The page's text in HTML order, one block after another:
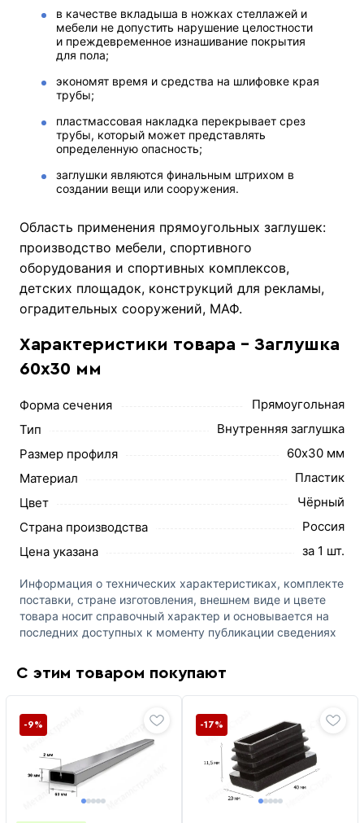
в качестве вкладыша в ножках стеллажей и
мебели не допустить нарушение целостности
и преждевременное изнашивание покрытия
для пола;
экономят время и средства на шлифовке края
трубы;
пластмассовая накладка перекрывает срез
трубы, который может представлять
определенную опасность;
заглушки являются финальным штрихом в
создании вещи или сооружения.
Область применения прямоугольных заглушек:
производство мебели, спортивного
оборудования и спортивных комплексов,
детских площадок, конструкций для рекламы,
оградительных сооружений, МАФ.
Характеристики товара - Заглушка
60х30 мм
Форма сечения
Прямоугольная
Тип
Внутренняя заглушка
Размер профиля
60х30 мм
Материал
Пластик
Цвет
Чёрный
Страна производства
Россия
Цена указана
за 1 шт.
Информация о технических характеристиках, комплекте
поставки, стране изготовления, внешнем виде и цвете
товара носит справочный характер и основывается на
последних доступных к моменту публикации сведениях
С этим товаром покупают
-9% -17%